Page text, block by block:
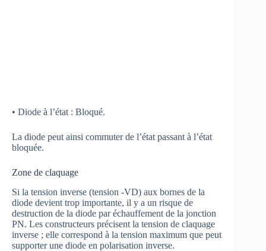
• Diode à l’état : Bloqué.
La diode peut ainsi commuter de l’état passant à l’état
bloquée.
Zone de claquage
Si la tension inverse (tension -VD) aux bornes de la
diode devient trop importante, il y a un risque de
destruction de la diode par échauffement de la jonction
PN. Les constructeurs précisent la tension de claquage
inverse ; elle correspond à la tension maximum que peut
supporter une diode en polarisation inverse.